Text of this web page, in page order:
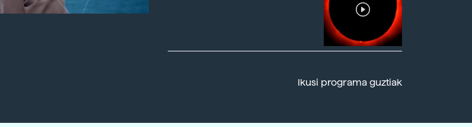
Ikusi programa guztiak